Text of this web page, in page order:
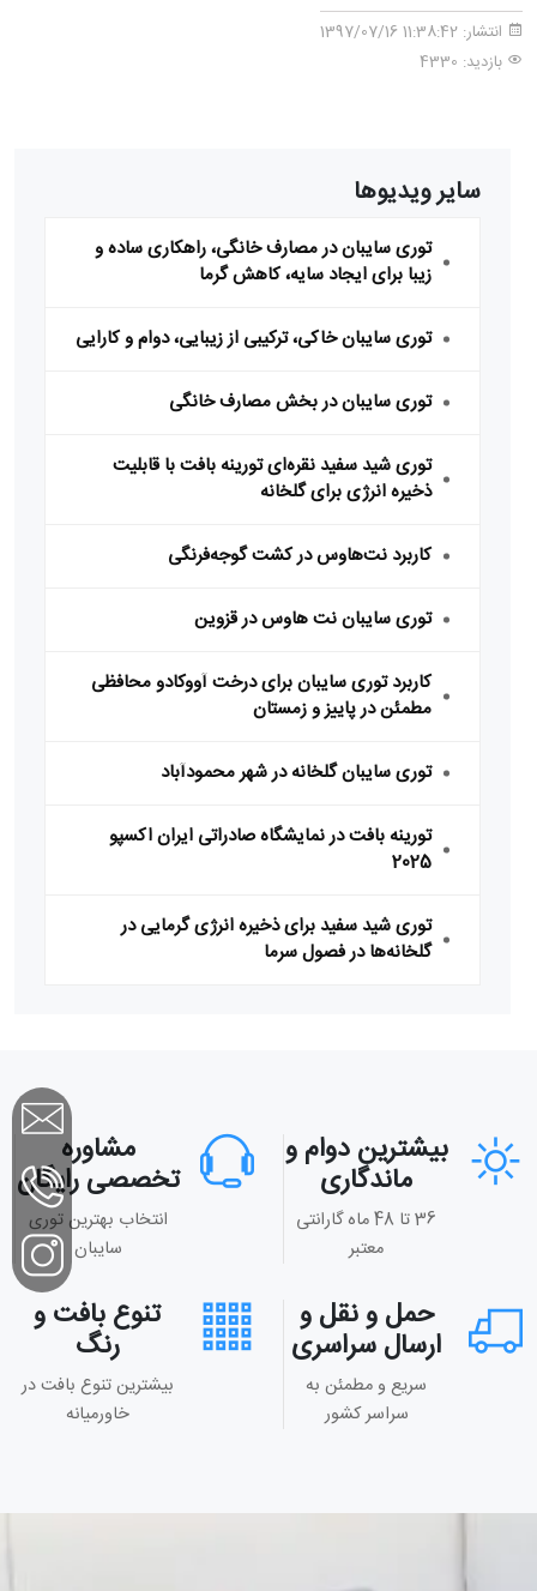
انتشار: 11:38:42 1397/07/16
بازدید: 4330
سایر ویدیوها
توری سایبان در مصارف خانگی، راهکاری ساده و
زیبا برای ایجاد سایه، کاهش گرما
توری سایبان خاکی، ترکیبی از زیبایی، دوام و کارایی
توری سایبان در بخش مصارف خانگی
توری شید سفید نقره‌ای تورینه بافت با قابلیت
ذخیره انرژی برای گلخانه
کاربرد نت‌هاوس در کشت گوجه‌فرنگی
توری سایبان نت هاوس در قزوین
کاربرد توری سایبان برای درخت آووکادو محافظی
مطمئن در پاییز و زمستان
توری سایبان گلخانه در شهر محمودآباد
تورینه بافت در نمایشگاه صادراتی ایران اکسپو
2025
توری شید سفید برای ذخیره انرژی گرمایی در
گلخانه‌ها در فصول سرما
بیشترین دوام و
ماندگاری
36 تا 48 ماه گارانتی
معتبر
مشاوره
تخصصی رایگان
انتخاب بهترین توری
سایبان
حمل و نقل و
ارسال سراسری
سریع و مطمئن به
سراسر کشور
تنوع بافت و
رنگ
بیشترین تنوع بافت در
خاورمیانه